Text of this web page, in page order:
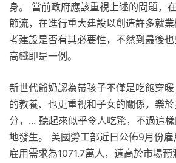
身。 當前政府應該重視上述的問題，
節流，在進行重大建設以創造許多就
考建設是否有其必要性，不然到最後也
高鐵即是一例。
新世代爺奶認為帶孩子不僅是吃飽穿
的教養、也更重視和子女的關係，樂
分，... 聽起來似乎令人吃驚，不過這
地發生。 美國勞工部近日公佈9月份
雇用需求為1071.7萬人，遠高於市場